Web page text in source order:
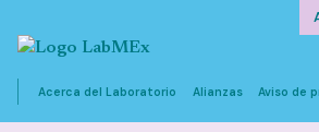
Acerca del Laboratorio Alianzas Aviso de